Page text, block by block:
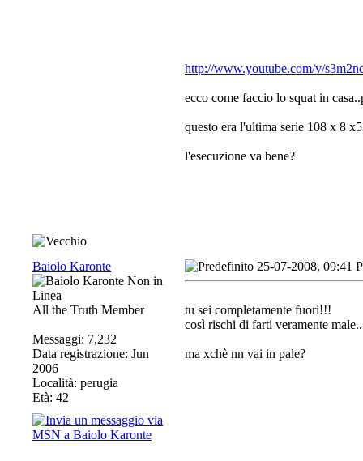
http://www.youtube.com/v/
ecco come faccio lo squat in
questo era l'ultima serie 108 x 8
l'esecuzione va bene?
Baiolo Karonte
All the Truth Member
Messaggi: 7,232
Data registrazione: Jun
2006
Località: perugia
Età: 42
25-07-2008, 09:41
tu sei completamente fuori!!!
così rischi di farti veramente
ma xchè nn vai in pale?